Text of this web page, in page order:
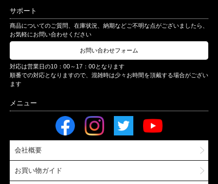
サポート
商品についてのご質問、在庫状況、納期などご不明な点がございましたら、
お気軽にお問い合わせください
お問い合わせフォーム
対応は営業日の10：00～17：00となります
順番での対応となりますので、混雑時は少々お時間を頂戴する場合がござい
ます
会社概要
お買い物ガイド